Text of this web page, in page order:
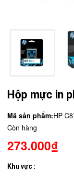
Hộp mực in
Mã sản phẩm:HP
Còn hàng
273.000₫
Khu vực :